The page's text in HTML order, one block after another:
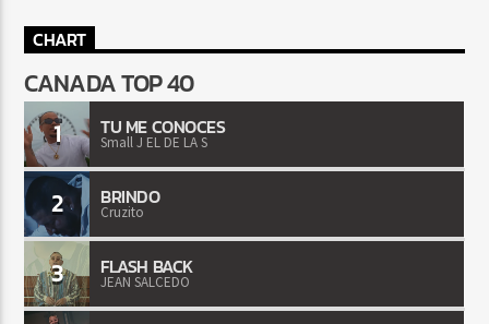
CHART
CANADA TOP 40
1 TU ME CONOCES
Small J EL DE LA S
2 BRINDO
Cruzito
3 FLASH BACK
JEAN SALCEDO